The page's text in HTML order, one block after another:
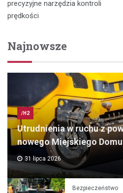
precyzyjne narzędzia kontroli
prędkości
Najnowsze
/H2
Utrudnienia w ruchu z
nowego Miejskiego
31 lipca 2026
Bezpieczeństwo